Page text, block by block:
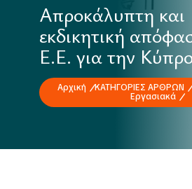
Απροκάλυπτη και
εκδικητική
Ε.Ε. για την
Αρχική ΚΑΤΗΓΟΡΙΕΣ ΑΡΘΡΩΝ
Εργασιακά